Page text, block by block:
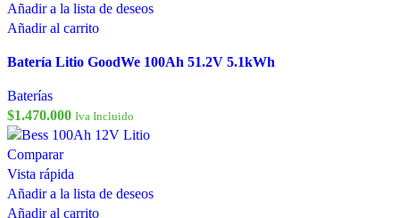
Añadir a la lista de deseos
Añadir al carrito
Batería Litio GoodWe 100Ah 51.2V 5.1kWh
Baterías
$1.470.000 Iva Incluido
Comparar
Vista rápida
Añadir a la lista de deseos
Añadir al carrito